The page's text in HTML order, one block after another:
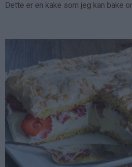
Dette er en kake som jeg kan bake